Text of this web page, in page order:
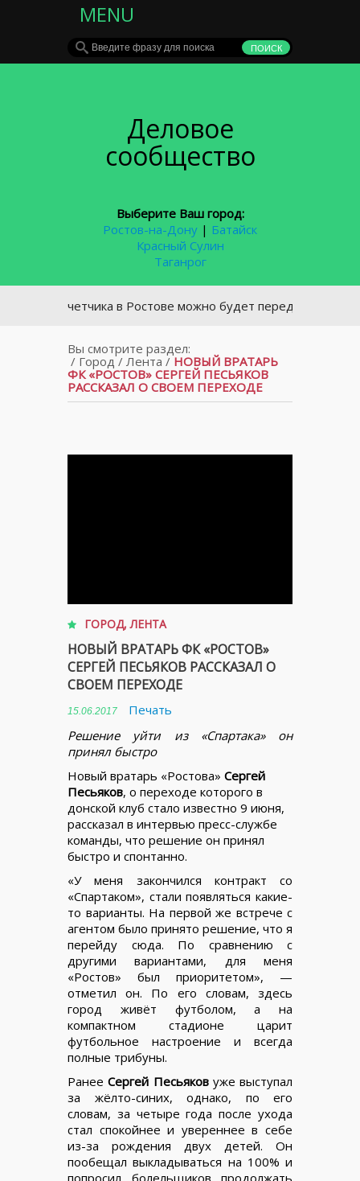
MENU
Деловое
сообщество
Выберите Ваш город:
Ростов-на-Дону | Батайск
Красный Сулин
Таганрог
счетчика в Ростове можно будет передавать в
Вы смотрите раздел:
/ Город/ Лента / НОВЫЙ ВРАТАРЬ
ФК «РОСТОВ» СЕРГЕЙ ПЕСЬЯКОВ
РАССКАЗАЛ О СВОЕМ ПЕРЕХОДЕ
ГОРОД,ЛЕНТА
НОВЫЙ ВРАТАРЬ ФК «РОСТОВ»
СЕРГЕЙ ПЕСЬЯКОВ РАССКАЗАЛ О
СВОЕМ ПЕРЕХОДЕ
15.06.2017
Печать
Решение уйти из «Спартака» он
принял быстро
Новый вратарь «Ростова» Сергей
Песьяков, о переходе которого в
донской клуб стало известно 9 июня,
рассказал в интервью пресс-службе
команды, что решение он принял
быстро и спонтанно.
«У меня закончился контракт со
«Спартаком», стали появляться какие-
то варианты. На первой же встрече с
агентом было принято решение, что я
перейду сюда. По сравнению с
другими вариантами, для меня
«Ростов» был приоритетом», —
отметил он. По его словам, здесь
город живёт футболом, а на
компактном стадионе царит
футбольное настроение и всегда
полные трибуны.
РанееСергей Песьяковуже выступал
за жёлто-синих, однако, по его
словам, за четыре года после ухода
стал спокойнее и увереннее в себе
из-за рождения двух детей. Он
пообещал выкладываться на 100% и
попросил болельщиков продолжать